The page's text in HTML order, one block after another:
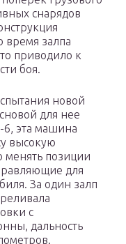
снарядов
время залпа
приводило к
боя.
новой
для нее
6, эта машина
высокую
менять позиции
для
За один залп
с
дальность